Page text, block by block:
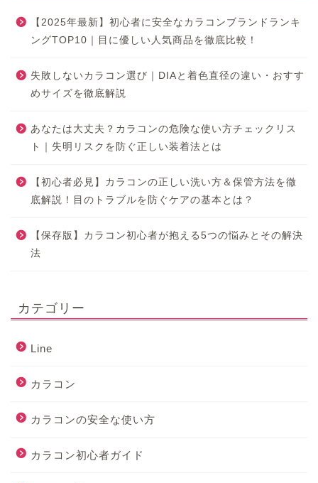
【2025年最新】初心者に安全なカラコンブランドランキ
ングTOP10｜目に優しい人気商品を徹底比較！
失敗しないカラコン選び｜DIAと着色直径の違い・おすす
めサイズを徹底解説
あなたは大丈夫？カラコンの危険な使い方チェックリス
ト｜失明リスクを防ぐ正しい装着法とは
【初心者必見】カラコンの正しい洗い方＆保管方法を徹
底解説！目のトラブルを防ぐケアの基本とは？
【保存版】カラコン初心者が抱える5つの悩みとその解決
法
カテゴリー
Line
カラコン
カラコンの安全な使い方
カラコン初心者ガイド